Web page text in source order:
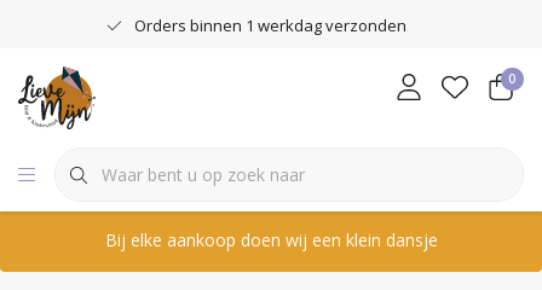
Orders binnen 1 werkdag verzonden
0
Bij elke aankoop doen wij een klein dansje